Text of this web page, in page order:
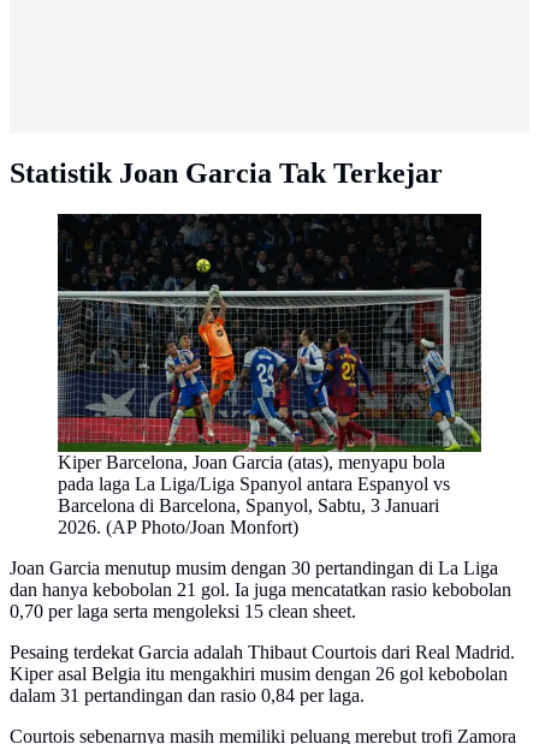
Statistik Joan Garcia Tak Terkejar
Kiper Barcelona, Joan Garcia (atas), menyapu bola
pada laga La Liga/Liga Spanyol antara Espanyol vs
Barcelona di Barcelona, Spanyol, Sabtu, 3 Januari
2026. (AP Photo/Joan Monfort)
Joan Garcia menutup musim dengan 30 pertandingan di La Liga
dan hanya kebobolan 21 gol. Ia juga mencatatkan rasio kebobolan
0,70 per laga serta mengoleksi 15 clean sheet.
Pesaing terdekat Garcia adalah Thibaut Courtois dari Real Madrid.
Kiper asal Belgia itu mengakhiri musim dengan 26 gol kebobolan
dalam 31 pertandingan dan rasio 0,84 per laga.
Courtois sebenarnya masih memiliki peluang merebut trofi Zamora